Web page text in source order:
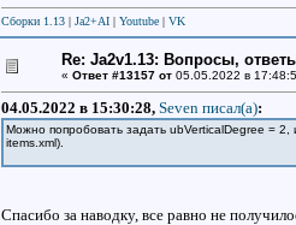
Сборки 1.13 | Ja2+AI | Youtube | VK
Re: Ja2v1.13: Вопросы,
« Ответ #13157 от 05.05.2022 в
04.05.2022 в 15:30:28, Seven писал(a):
Можно попробовать задать ubVerticalDegree =
items.xml).
Спасибо за наводку, все равно не